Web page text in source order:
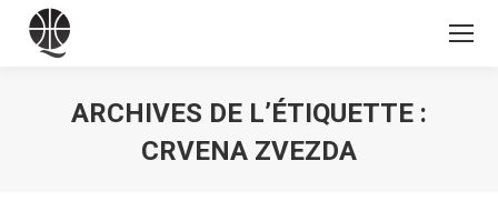
ARCHIVES DE L’ÉTIQUETTE :
CRVENA ZVEZDA